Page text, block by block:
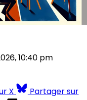
10:40 pm
X
Partager sur